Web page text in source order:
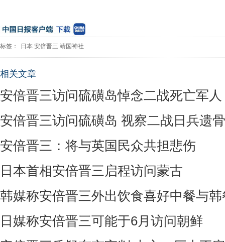
标签： 日本 安倍晋三 靖国神社
相关文章
安倍晋三访问硫磺岛悼念二战死亡军人
安倍晋三访问硫磺岛 视察二战日兵遗
安倍晋三：将与英国民众共担悲伤
日本首相安倍晋三启程访问蒙古
韩媒称安倍晋三外出饮食喜好中餐与韩
日媒称安倍晋三可能于6月访问朝鲜